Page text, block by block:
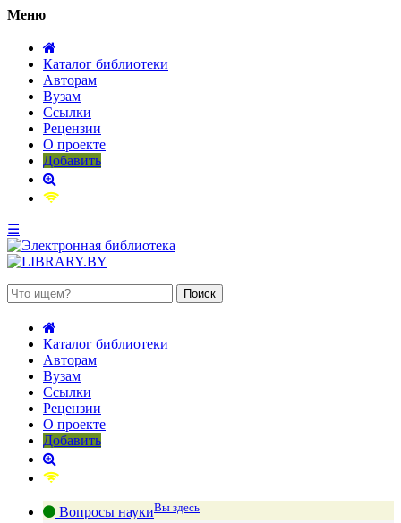
Меню
Каталог библиотеки
Авторам
Вузам
Ссылки
Рецензии
О проекте
Добавить
☰
Каталог библиотеки
Авторам
Вузам
Ссылки
Рецензии
О проекте
Добавить
Вопросы наукиВы здесь